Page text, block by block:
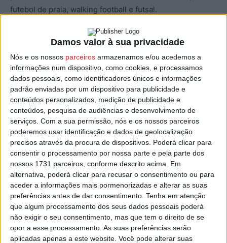
Damos valor à sua privacidade
Nós e os nossos parceiros armazenamos e/ou acedemos a
informações num dispositivo, como cookies, e processamos
dados pessoais, como identificadores únicos e informações
padrão enviadas por um dispositivo para publicidade e
conteúdos personalizados, medição de publicidade e
conteúdos, pesquisa de audiências e desenvolvimento de
serviços. Com a sua permissão, nós e os nossos parceiros
poderemos usar identificação e dados de geolocalização
precisos através da procura de dispositivos. Poderá clicar para
consentir o processamento por nossa parte e pela parte dos
nossos 1731 parceiros, conforme descrito acima. Em
alternativa, poderá clicar para recusar o consentimento ou para
aceder a informações mais pormenorizadas e alterar as suas
preferências antes de dar consentimento. Tenha em atenção
que algum processamento dos seus dados pessoais poderá
não exigir o seu consentimento, mas que tem o direito de se
opor a esse processamento. As suas preferências serão
aplicadas apenas a este website. Você pode alterar suas
futebol de praia, walking football e futsal.
Só no sector feminino o crescimento aproximou-se dos
Viseu integra a lista de 10 associações que ultrapassou
os números de 2022, no caso foi mesmo a quinta que
mais cresceu durante o ano, com mais 220 atletas
federados, apenas superada por Braga, Lisboa, Porto e
Santarém.
Quanto a clubes, estavam filiados na FPF 2.044 clubes,
mais 98 do que no ano de 2022.
Esta e outras notícias para ouvir na Estação Diária – 96.8
FM ou emwww.968.fm
Pub